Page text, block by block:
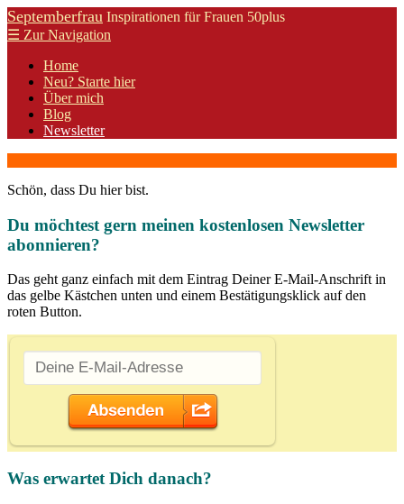
Septemberfrau Inspirationen für Frauen 50plus
☰ Zur Navigation
Home
Neu? Starte hier
Über mich
Blog
Newsletter
Schön, dass Du hier bist.
Du möchtest gern meinen kostenlosen Newsletter
abonnieren?
Das geht ganz einfach mit dem Eintrag Deiner E-Mail-Anschrift in
das gelbe Kästchen unten und einem Bestätigungsklick auf den
roten Button.
Was erwartet Dich danach?